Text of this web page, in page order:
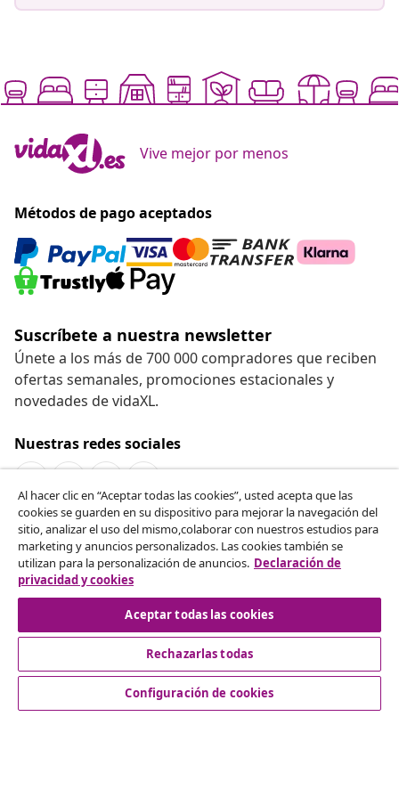
Vive mejor por menos
Métodos de pago aceptados
Suscríbete a nuestra newsletter
Únete a los más de 700 000 compradores que reciben
ofertas semanales, promociones estacionales y
novedades de vidaXL.
Nuestras redes sociales
Desistir del contrato
Solicita la cancelación de tu pedido.
Desistir del contrato
Servicio al Cliente
Al hacer clic en “Aceptar todas las cookies”, usted acepta que las
cookies se guarden en su dispositivo para mejorar la navegación del
sitio, analizar el uso del mismo,colaborar con nuestros estudios para
marketing y anuncios personalizados. Las cookies también se
utilizan para la personalización de anuncios. Declaración de
privacidad y cookies
Aceptar todas las cookies
Rechazarlas todas
Configuración de cookies